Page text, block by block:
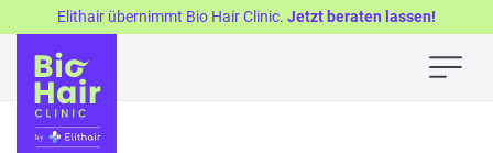
Elithair übernimmt Bio Hair Clinic. Jetzt beraten lassen!